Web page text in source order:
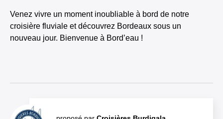
Venez vivre un moment inoubliable à bord de notre
croisière fluviale et découvrez Bordeaux sous un
nouveau jour. Bienvenue à Bord’eau !